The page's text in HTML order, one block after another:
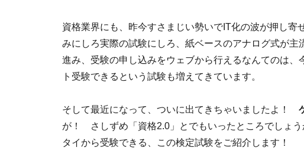
資格業界にも、昨今すさまじい勢いでIT化の波が押し寄
みにしろ実際の試験にしろ、紙ベースのアナログ式が
進み、受験の申し込みをウェブから行えるなんてのは
ト受験できるという試験も増えてきています。
そして最近になって、ついに出てきちゃいましたよ！
が！ さしずめ「資格2.0」とでもいったところでしょ
タイから受験できる、この検定試験をご紹介します！